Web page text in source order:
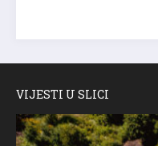
VIJESTI U SLICI